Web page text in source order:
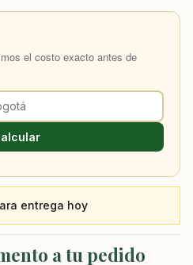
el costo exacto antes de
entrega hoy
a tu pedido